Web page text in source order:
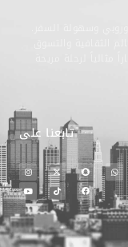
تابعنا على